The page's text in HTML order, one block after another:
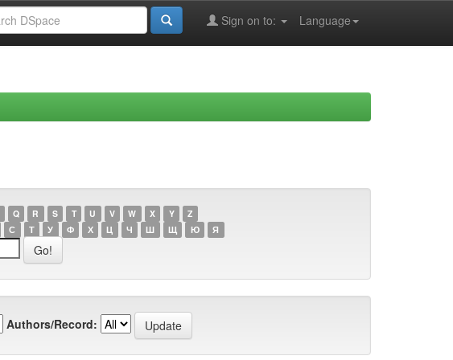
Language
Sign on to:
Q R S T U V W X Y
Z
С Т У Ф Х Ц Ч Ш Щ Ю Я
Authors/Record: